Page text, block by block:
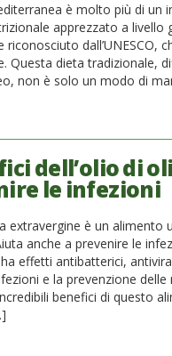
è molto più di un
apprezzato a livello
riconosciuto dall’UNESCO,
Questa dieta tradizionale,
non è solo un modo di
dell’olio di
le infezioni
extravergine è un alimento
anche a prevenire le
ha effetti antibatterici,
e la prevenzione
benefici di questo